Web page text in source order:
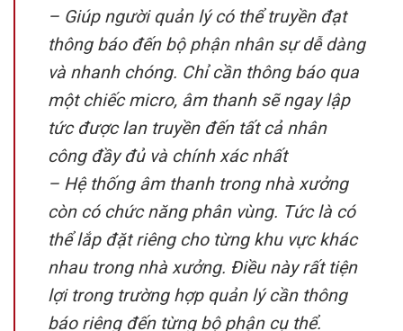
– Giúp người quản lý có thể truyền đạt
thông báo đến bộ phận nhân sự dễ dàng
và nhanh chóng. Chỉ cần thông báo qua
một chiếc micro, âm thanh sẽ ngay lập
tức được lan truyền đến tất cả nhân
công đầy đủ và chính xác nhất
– Hệ thống âm thanh trong nhà xưởng
còn có chức năng phân vùng. Tức là có
thể lắp đặt riêng cho từng khu vực khác
nhau trong nhà xưởng. Điều này rất tiện
lợi trong trường hợp quản lý cần thông
báo riêng đến từng bộ phận cụ thể.